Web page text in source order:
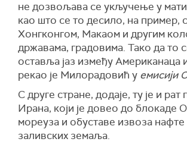
не дозвољава се укључење у
као што се то десило, на пример,
Хонгконгом, Макаом и другим
државама, градовима. Тако да то
оставља јаз између Американаца
рекао је Милорадовић у емисији
С друге стране, додаје, ту је и рат
Ирана, који је довео до блокаде
мореуза и обуставе извоза нафте
заливских земаља.